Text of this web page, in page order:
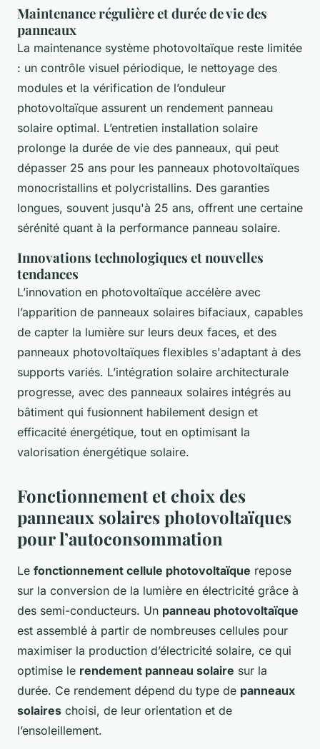
Maintenance régulière et durée de vie des
panneaux
La maintenance système photovoltaïque reste limitée
: un contrôle visuel périodique, le nettoyage des
modules et la vérification de l’onduleur
photovoltaïque assurent un rendement panneau
solaire optimal. L’entretien installation solaire
prolonge la durée de vie des panneaux, qui peut
dépasser 25 ans pour les panneaux photovoltaïques
monocristallins et polycristallins. Des garanties
longues, souvent jusqu'à 25 ans, offrent une certaine
sérénité quant à la performance panneau solaire.
Innovations technologiques et nouvelles
tendances
L’innovation en photovoltaïque accélère avec
l’apparition de panneaux solaires bifaciaux, capables
de capter la lumière sur leurs deux faces, et des
panneaux photovoltaïques flexibles s'adaptant à des
supports variés. L’intégration solaire architecturale
progresse, avec des panneaux solaires intégrés au
bâtiment qui fusionnent habilement design et
efficacité énergétique, tout en optimisant la
valorisation énergétique solaire.
Fonctionnement et choix des
panneaux solaires photovoltaïques
pour l’autoconsommation
Le fonctionnement cellule photovoltaïque repose
sur la conversion de la lumière en électricité grâce à
des semi-conducteurs. Un panneau photovoltaïque
est assemblé à partir de nombreuses cellules pour
maximiser la production d’électricité solaire, ce qui
optimise le rendement panneau solaire sur la
durée. Ce rendement dépend du type de panneaux
solaires choisi, de leur orientation et de
l’ensoleillement.